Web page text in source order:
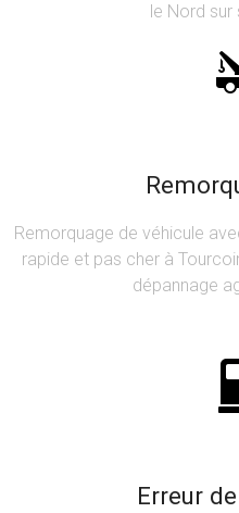
le Nord sur
Remorquage de véhicule
rapide et pas cher à
dépannage
Erreur